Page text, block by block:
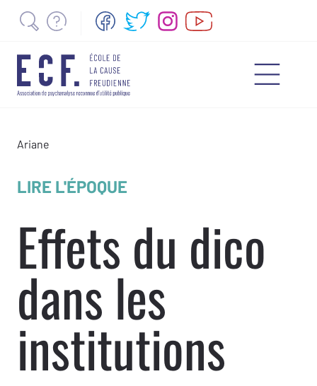
Ariane
LIRE L'ÉPOQUE
Effets du dico
dans les
institutions